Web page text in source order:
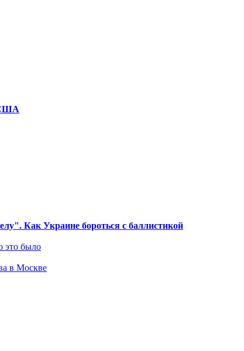
США
Как Украине бороться с баллистикой
это было
в Москве